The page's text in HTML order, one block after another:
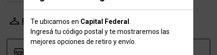
Te ubicamos en Capital Federal
Ingresá tu código postal y te mostraremos las
mejores opciones de retiro y envío.
Probador Virtual Tabla de talles